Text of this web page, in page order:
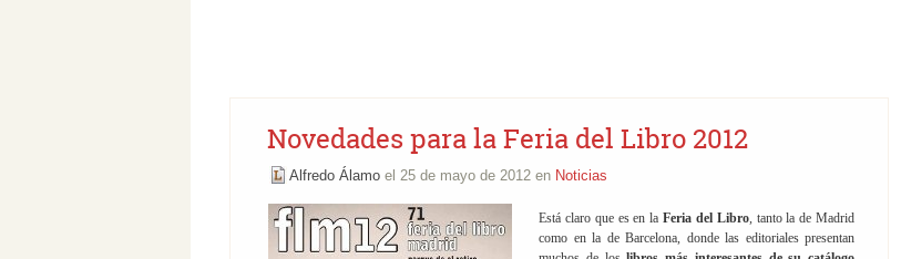
Novedades para la Feria del Libro 2012
Alfredo Álamo el 25 de mayo de 2012 en Noticias
Está claro que es en la Feria del Libro, tanto la de Madrid
como en la de Barcelona, donde las editoriales presentan